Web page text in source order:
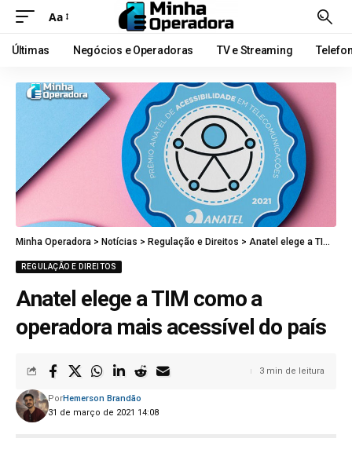
Aa
Últimas Negócios e Operadoras TV e Streaming
Minha Operadora > Notícias > Regulação e Direitos > Anatel elege a TIM como a operadora mais acessível do país
REGULAÇÃO E DIREITOS
Anatel elege a TIM como a
operadora mais acessível do país
31 de março de 2021 14:08
PorHemerson Brandão
3 min de leitura